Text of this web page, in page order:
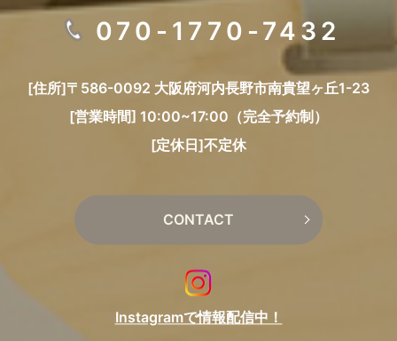
070-1770-7432
[住所]〒586-0092 大阪府河内長野市南貴望ヶ丘1-23
[営業時間] 10:00~17:00（完全予約制）
[定休日]不定休
CONTACT
Instagramで情報配信中！